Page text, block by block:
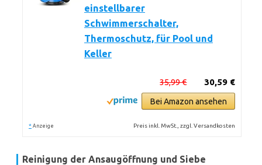
einstellbarer
Schwimmerschalter,
Thermoschutz, für Pool und
Keller
30,59 €
35,99 €
Bei Amazon ansehen
* Anzeige Preis inkl. MwSt., zzgl. Versandkosten
Reinigung der Ansaugöffnung und Siebe